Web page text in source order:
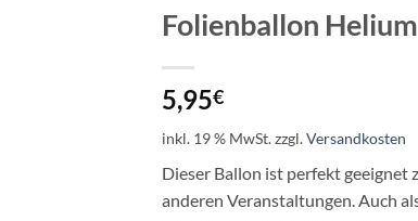
Folienballon
5,95€
inkl. 19 % MwSt.zzgl.Versandkosten
Dieser Ballon ist perfekt
anderen Veranstaltungen. Auch